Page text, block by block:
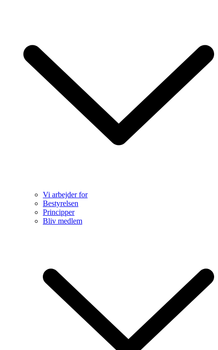
Vi arbejder for
Bestyrelsen
Principper
Bliv medlem